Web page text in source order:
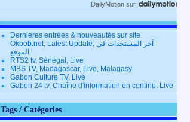
DailyMotion sur
Dernières entrées & nouveautés sur site
Okbob.net, Latest Update, آخر المستجدات في
الموقع
RTS2 tv, Sénégal, Live
MBS TV, Madagascar, Live, Malagasy
Gabon Culture TV, Live
Gabon 24 tv, Chaîne d'information en continu, Live
Tags / Catégories